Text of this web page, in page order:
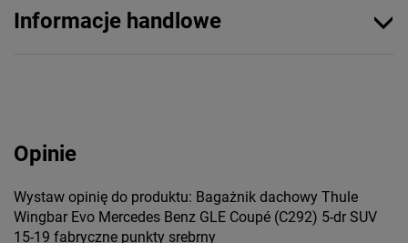
Informacje handlowe
Opinie
Wystaw opinię do produktu: Bagażnik dachowy Thule
Wingbar Evo Mercedes Benz GLE Coupé (C292) 5-dr SUV
15-19 fabryczne punkty srebrny